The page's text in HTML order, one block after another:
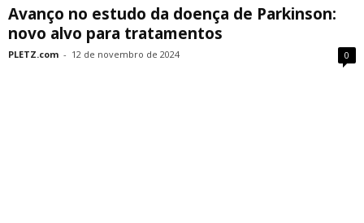
Avanço no estudo da doença de Parkinson:
novo alvo para tratamentos
PLETZ.com - 12 de novembro de 2024 0